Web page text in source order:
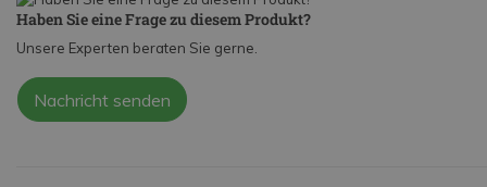
Haben Sie eine Frage zu diesem Produkt?
Unsere Experten beraten Sie gerne.
Nachricht senden